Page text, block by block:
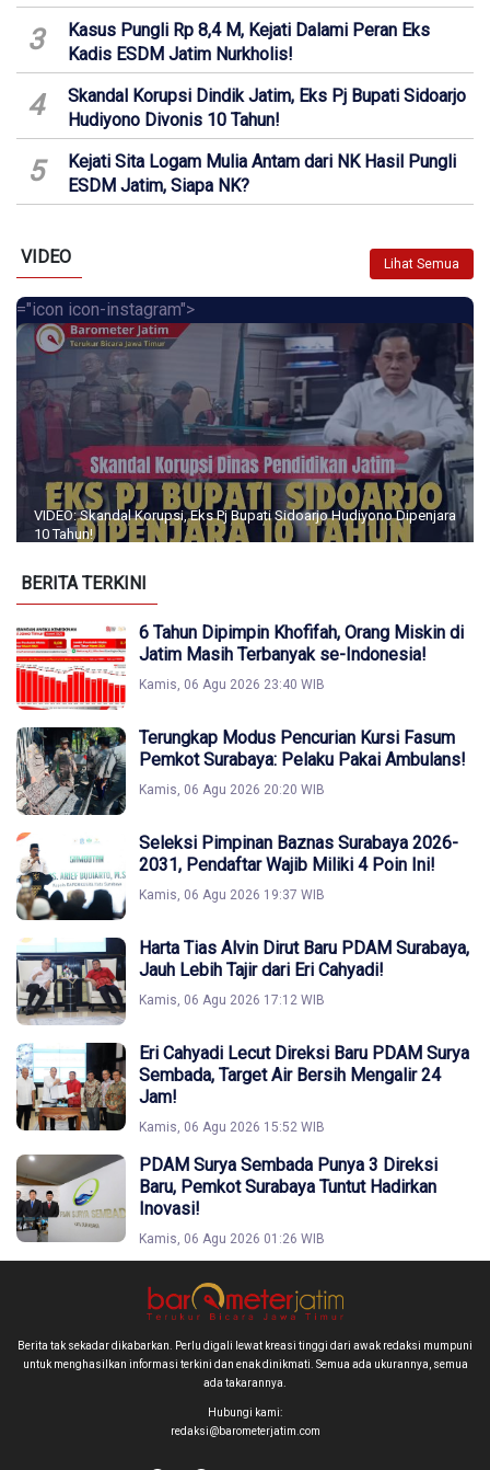
3
Kasus Pungli Rp 8,4 M, Kejati Dalami Peran Eks
Kadis ESDM Jatim Nurkholis!
4
Skandal Korupsi Dindik Jatim, Eks Pj Bupati Sidoarjo
Hudiyono Divonis 10 Tahun!
5
Kejati Sita Logam Mulia Antam dari NK Hasil Pungli
ESDM Jatim, Siapa NK?
VIDEO Lihat Semua
="icon icon-instagram">
VIDEO: Skandal Korupsi, Eks Pj Bupati Sidoarjo Hudiyono Dipenjara
10 Tahun!
BERITA TERKINI
6 Tahun Dipimpin Khofifah, Orang Miskin di
Jatim Masih Terbanyak se-Indonesia!
Kamis, 06 Agu 2026 23:40 WIB
Terungkap Modus Pencurian Kursi Fasum
Pemkot Surabaya: Pelaku Pakai Ambulans!
Kamis, 06 Agu 2026 20:20 WIB
Seleksi Pimpinan Baznas Surabaya 2026-
2031, Pendaftar Wajib Miliki 4 Poin Ini!
Kamis, 06 Agu 2026 19:37 WIB
Harta Tias Alvin Dirut Baru PDAM Surabaya,
Jauh Lebih Tajir dari Eri Cahyadi!
Kamis, 06 Agu 2026 17:12 WIB
Eri Cahyadi Lecut Direksi Baru PDAM Surya
Sembada, Target Air Bersih Mengalir 24
Jam!
Kamis, 06 Agu 2026 15:52 WIB
PDAM Surya Sembada Punya 3 Direksi
Baru, Pemkot Surabaya Tuntut Hadirkan
Inovasi!
Kamis, 06 Agu 2026 01:26 WIB
Berita tak sekadar dikabarkan. Perlu digali lewat kreasi tinggi dari awak redaksi mumpuni
untuk menghasilkan informasi terkini dan enak dinikmati. Semua ada ukurannya, semua
ada takarannya.
Hubungi kami:
redaksi@barometerjatim.com